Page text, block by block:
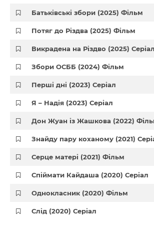
Батьківські збори (2025) Фільм
Потяг до Різдва (2025) Фільм
Викрадена на Різдво (2025) Серіал
Збори ОСББ (2024) Фільм
Перші дні (2023) Серіал
Я – Надія (2023) Серіал
Дон Жуан із Жашкова (2022)
Знайду пару коханому (2021)
Серце матері (2021) Фільм
Спіймати Кайдаша (2020) Серіал
Однокласник (2020) Фільм
Слід (2020) Серіал